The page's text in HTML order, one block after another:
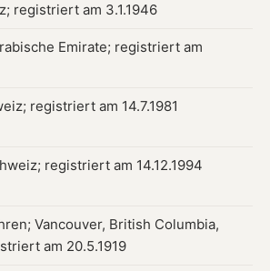
registriert am 3.1.1946
Emirate; registriert am
registriert am 14.7.1981
registriert am 14.12.1994
Vancouver, British Columbia,
am 20.5.1919